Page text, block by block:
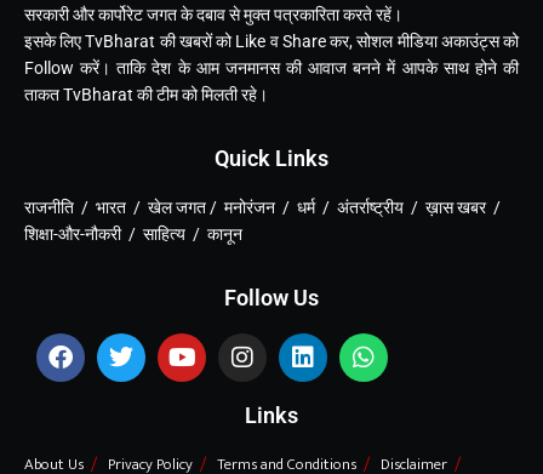
सरकारी और कार्पोरेट जगत के दबाव से मुक्त पत्रकारिता करते रहें।
इसके लिए TvBharat की खबरों को Like व Share कर, सोशल मीडिया अकाउंट्स को
Follow करें। ताकि देश के आम जनमानस की आवाज बनने में आपके साथ होने की
ताकत TvBharat की टीम को मिलती रहे।
Quick Links
राजनीति / भारत / खेल जगत / मनोरंजन / धर्म / अंतर्राष्ट्रीय / ख़ास खबर /
शिक्षा-और-नौकरी / साहित्य / कानून
Follow Us
Links
About Us Privacy Policy Terms and Conditions Disclaimer